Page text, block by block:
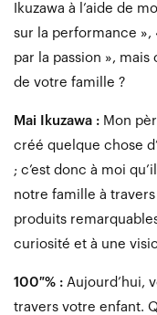
Ikuzawa à l’aide de
sur la performance »,
par la passion »,
de votre famille ?
Mai Ikuzawa : Mon
créé quelque chose
; c’est donc à moi
notre famille à
produits
curiosité et à une
100 % : Aujourd’hui,
travers votre enfant.